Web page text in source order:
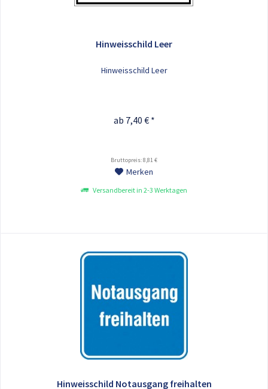
Hinweisschild Leer
Hinweisschild Leer
ab 7,40 € *
Bruttopreis: 8,81 €
Merken
Versandbereit in 2-3 Werktagen
Hinweisschild Notausgang freihalten